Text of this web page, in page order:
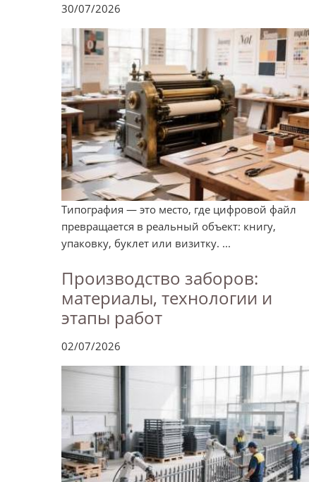
30/07/2026
Типография — это место, где цифровой файл
превращается в реальный объект: книгу,
упаковку, буклет или визитку. ...
Производство заборов:
материалы, технологии и
этапы работ
02/07/2026